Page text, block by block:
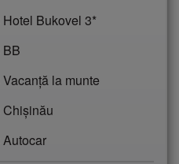
Hotel Bukovel 3*
BB
Vacanță la munte
Chişinău
Autocar